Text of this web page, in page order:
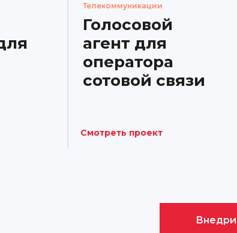
Телекоммуникации
Голосовой
агент для
оператора
сотовой связи
Смотреть проект